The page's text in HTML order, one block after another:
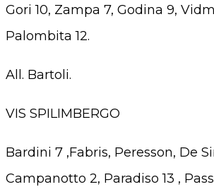
Gori 10, Zampa 7, Godina 9,
Palombita 12.
All. Bartoli.
VIS SPILIMBERGO
Bardini 7 ,Fabris, Peresson, De
Campanotto 2, Paradiso 13 ,